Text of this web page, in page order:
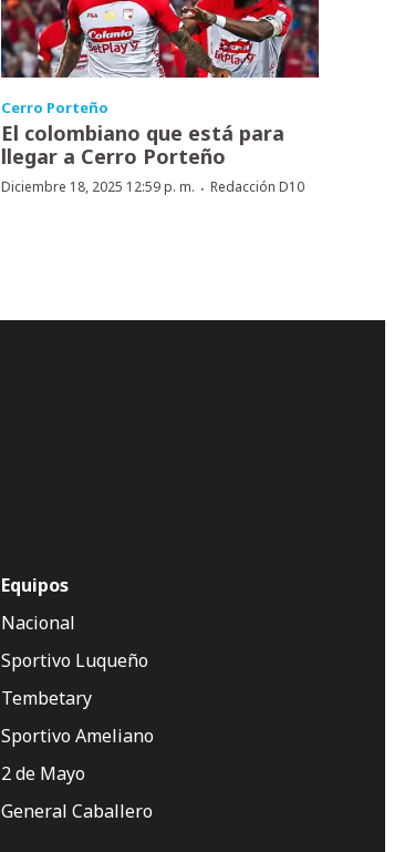
Cerro Porteño
El colombiano que está para
llegar a Cerro Porteño
Diciembre 18, 2025 12:59 p. m. · Redacción D10
Equipos
Nacional
Sportivo Luqueño
Tembetary
Sportivo Ameliano
2 de Mayo
General Caballero